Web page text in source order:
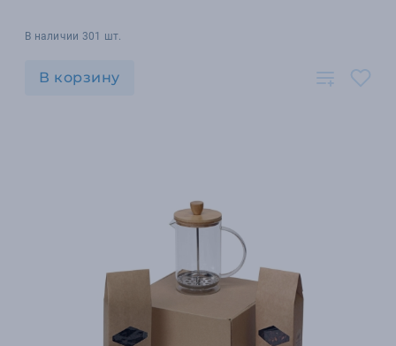
В наличии 301 шт.
В корзину